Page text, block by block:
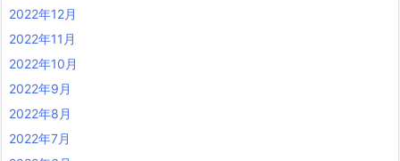
2022年12月
2022年11月
2022年10月
2022年9月
2022年8月
2022年7月